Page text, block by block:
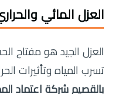
العزل المائي
العزل الجيد هو مفتاح
تسرب المياه وتأثيرات
بالقصيم شركة اعتماد